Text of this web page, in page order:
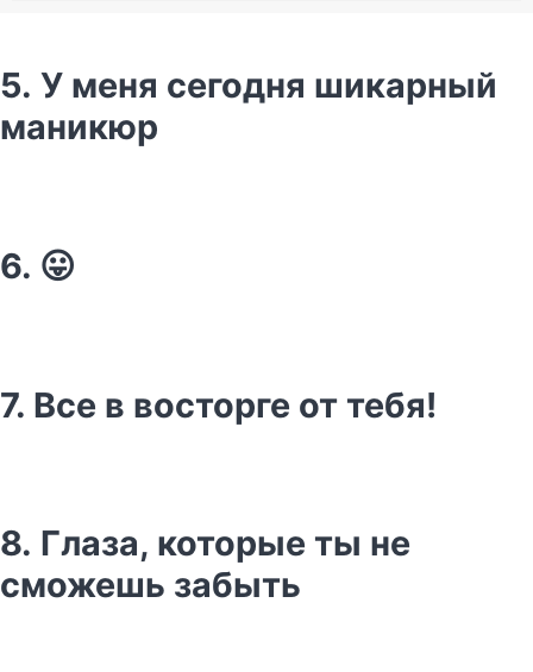
5. У меня сегодня шикарный
маникюр
6. 😛
7. Все в восторге от тебя!
8. Глаза, которые ты не
сможешь забыть